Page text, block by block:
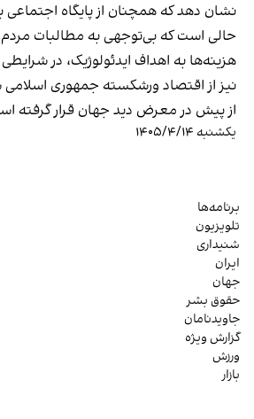
نشان دهد که همچنان از پایگاه اجتماعی
حالی است که بی‌توجهی به مطالبات
هزینه‌ها به اهداف ایدئولوژیک، در
نیز از اقتصاد ورشکسته جمهوری
از پیش در معرض دید جهان قرار گرفته
یکشنبه ۱۴۰۵/۴/۱۴
برنامه‌ها
تلویزیون
شنیداری
ایران
جهان
حقوق بشر
جاویدنامان
گزارش ویژه
ورزش
بازار